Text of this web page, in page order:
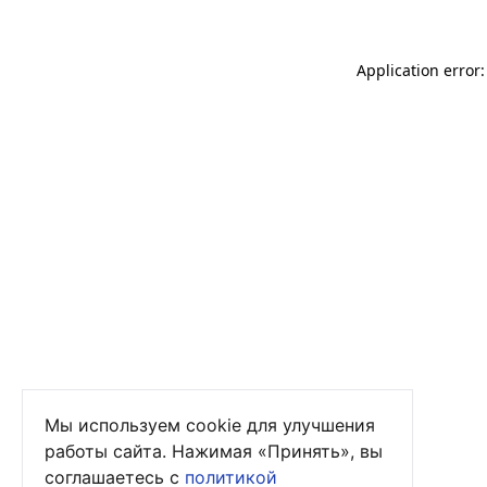
Application
Мы используем cookie для улучшения
работы сайта. Нажимая «Принять», вы
соглашаетесь с политикой